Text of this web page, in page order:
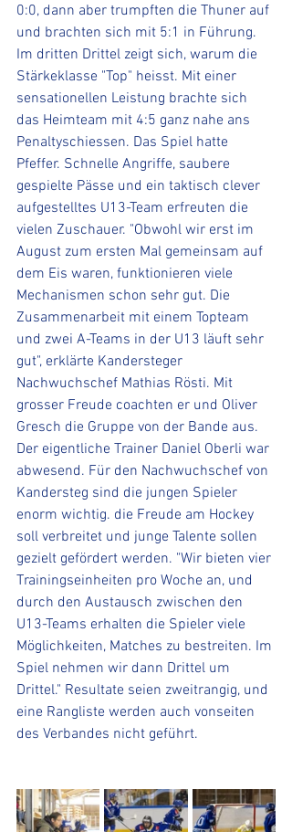
0:0, dann aber trumpften die Thuner auf
und brachten sich mit 5:1 in Führung.
Im dritten Drittel zeigt sich, warum die
Stärkeklasse "Top" heisst. Mit einer
sensationellen Leistung brachte sich
das Heimteam mit 4:5 ganz nahe ans
Penaltyschiessen. Das Spiel hatte
Pfeffer. Schnelle Angriffe, saubere
gespielte Pässe und ein taktisch clever
aufgestelltes U13-Team erfreuten die
vielen Zuschauer. "Obwohl wir erst im
August zum ersten Mal gemeinsam auf
dem Eis waren, funktionieren viele
Mechanismen schon sehr gut. Die
Zusammenarbeit mit einem Topteam
und zwei A-Teams in der U13 läuft sehr
gut", erklärte Kandersteger
Nachwuchschef Mathias Rösti. Mit
grosser Freude coachten er und Oliver
Gresch die Gruppe von der Bande aus.
Der eigentliche Trainer Daniel Oberli war
abwesend. Für den Nachwuchschef von
Kandersteg sind die jungen Spieler
enorm wichtig. die Freude am Hockey
soll verbreitet und junge Talente sollen
gezielt gefördert werden. "Wir bieten vier
Trainingseinheiten pro Woche an, und
durch den Austausch zwischen den
U13-Teams erhalten die Spieler viele
Möglichkeiten, Matches zu bestreiten. Im
Spiel nehmen wir dann Drittel um
Drittel." Resultate seien zweitrangig, und
eine Rangliste werden auch vonseiten
des Verbandes nicht geführt.